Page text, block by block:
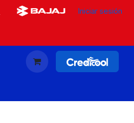
Iniciar sesión